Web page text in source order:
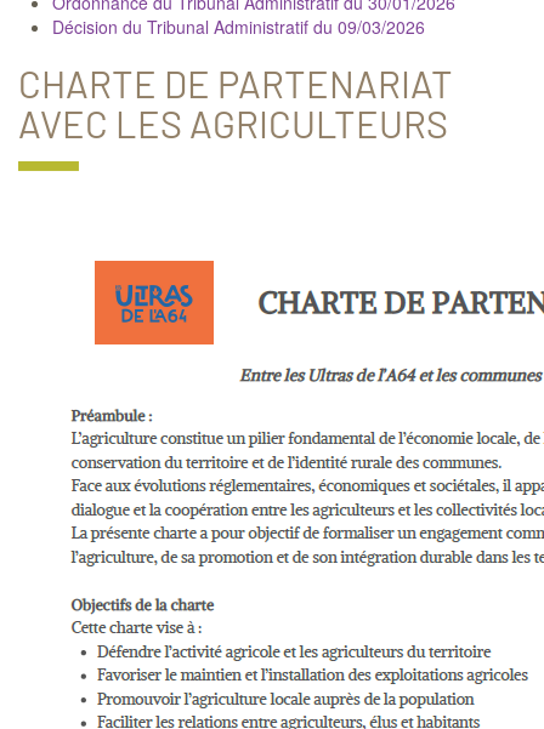
Décision du Tribunal Administratif du 09/03/2026
CHARTE DE PARTENARIAT
AVEC LES AGRICULTEURS